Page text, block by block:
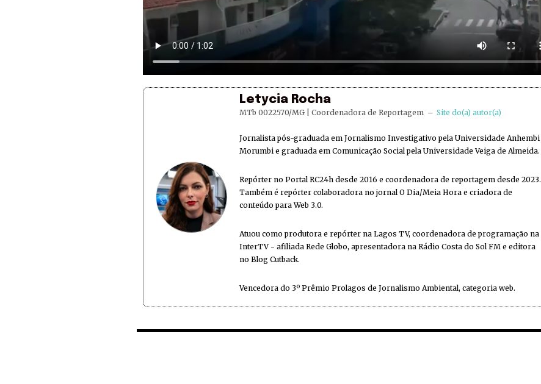
Letycia Rocha
MTb 0022570/MG | Coordenadora de Reportagem – Site do(a) autor(a)
Jornalista pós-graduada em Jornalismo Investigativo pela Universidade Anhembi
Morumbi e graduada em Comunicação Social pela Universidade Veiga de Almeida.
Repórter no Portal RC24h desde 2016 e coordenadora de reportagem desde 2023.
Também é repórter colaboradora no jornal O Dia/Meia Hora e criadora de
conteúdo para Web 3.0.
Atuou como produtora e repórter na Lagos TV, coordenadora de programação na
InterTV - afiliada Rede Globo, apresentadora na Rádio Costa do Sol FM e editora
no Blog Cutback.
Vencedora do 3º Prêmio Prolagos de Jornalismo Ambiental, categoria web.